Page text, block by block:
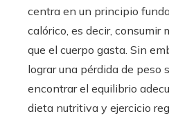
centra en un principio
calórico, es decir, consumir
que el cuerpo gasta. Sin
lograr una pérdida de peso
encontrar el equilibrio
dieta nutritiva y ejercicio